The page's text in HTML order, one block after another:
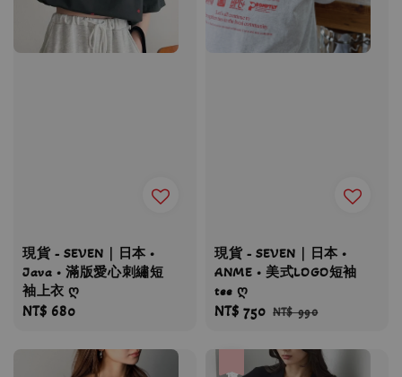
現貨 - SEVEN｜日本 •
Java • 滿版愛心刺繡短
袖上衣 ღ
Regular
NT$ 680
現貨 - SEVEN｜日本 •
ANME • 美式LOGO短袖
tee ღ
Sale
NT$ 750 Regular
NT$ 990